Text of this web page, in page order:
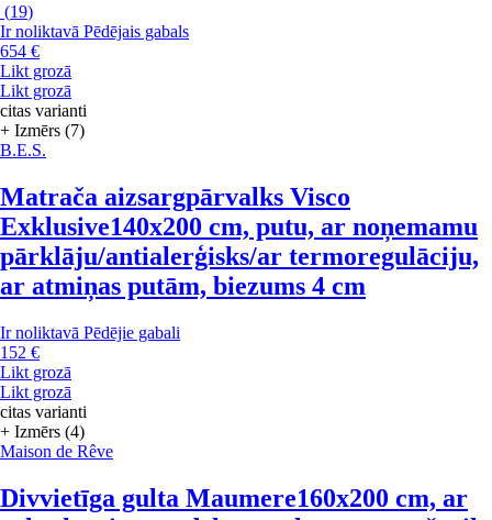
(19)
Ir noliktavā Pēdējais gabals
654 €
Likt grozā
Likt grozā
citas varianti
+ Izmērs (7)
B.E.S.
Matrača aizsargpārvalks Visco
Exklusive140x200 cm, putu, ar noņemamu
pārklāju/antialerģisks/ar termoregulāciju,
ar atmiņas putām, biezums 4 cm
Ir noliktavā Pēdējie gabali
152 €
Likt grozā
Likt grozā
citas varianti
+ Izmērs (4)
Maison de Rêve
Divvietīga gulta Maumere160x200 cm, ar